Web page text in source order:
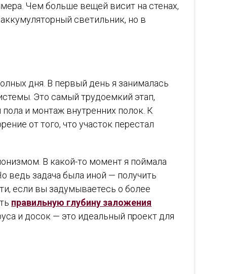
Чем больше вещей висит на стенах,
светильник, но в
дня. В первый день я занималась
Это самый трудоемкий этап,
и монтаж внутренних полок. К
от того, что участок перестал
В какой-то момент я поймала
ведь задача была иной — получить
если вы задумываетесь о более
правильную глубину заложения
и досок — это идеальный проект для